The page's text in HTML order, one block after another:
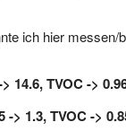
ich hier messen/
14.6, TVOC ->
-> 1.3, TVOC ->